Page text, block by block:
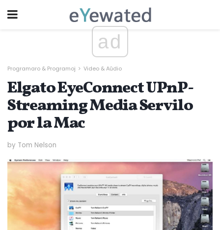
ad
Programaro & Programoj Video & Aŭdio
Elgato EyeConnect UPnP-
Streaming Media Servilo
por la Mac
by Tom Nelson